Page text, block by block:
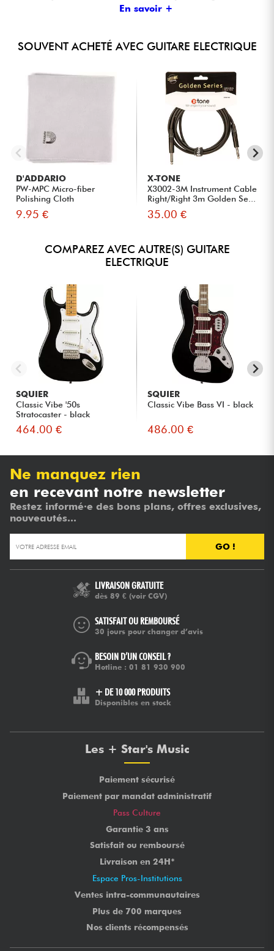
En savoir +
SOUVENT ACHETÉ AVEC GUITARE ELECTRIQUE
D'ADDARIO
PW-MPC Micro-fiber
Polishing Cloth
9.95 €
X-TONE
X3002-3M Instrument Cable
Right/Right 3m Golden Se...
35.00 €
COMPAREZ AVEC AUTRE(S) GUITARE
ELECTRIQUE
SQUIER
Classic Vibe '50s
Stratocaster - black
464.00 €
SQUIER
Classic Vibe Bass VI - black
486.00 €
Ne manquez rien
en recevant notre newsletter
Restez informé·e des bons plans, offres exclusives,
nouveautés...
GO !
LIVRAISON GRATUITE
dès 89 € (voir CGV)
SATISFAIT OU REMBOURSÉ
30 jours pour changer d’avis
BESOIN D’UN CONSEIL ?
Hotline : 01 81 930 900
+ DE 10 000 PRODUITS
Disponibles en stock
Les + Star's Music
Paiement sécurisé
Paiement par mandat administratif
Pass Culture
Garantie 3 ans
Satisfait ou remboursé
Livraison en 24H*
Espace Pros-Institutions
Ventes intra-communautaires
Plus de 700 marques
Nos clients récompensés